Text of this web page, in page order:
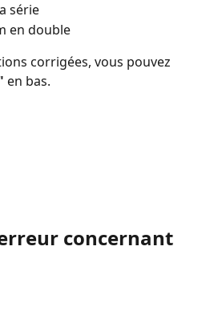
série
en double
corrigées, vous pouvez
en bas.
concernant